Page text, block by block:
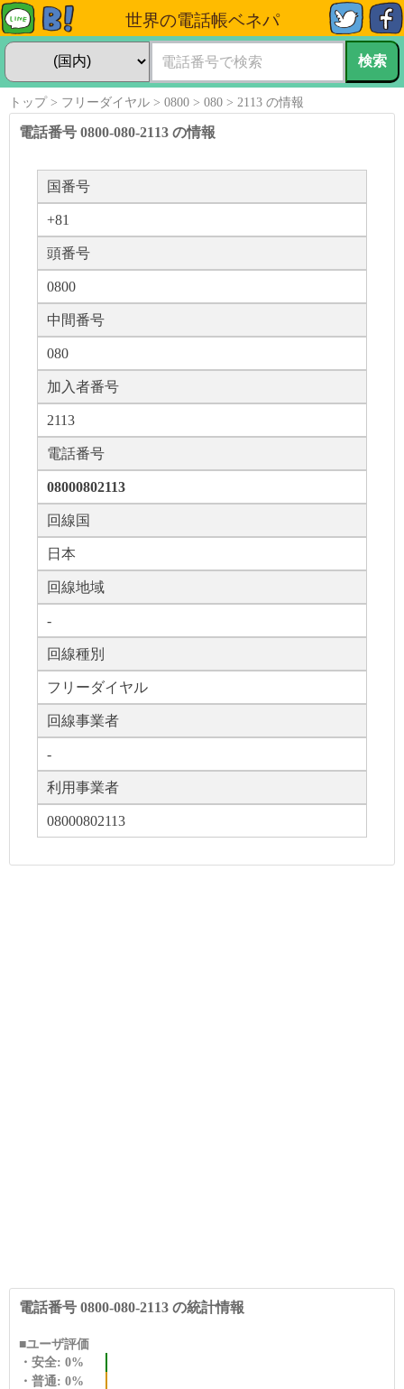
世界の電話帳ベネパ
トップ フリーダイヤル 0800 080 2113 の情報
電話番号 0800-080-2113 の情報
国番号
+81
頭番号
0800
中間番号
080
加入者番号
2113
電話番号
08000802113
回線国
日本
回線地域
-
回線種別
フリーダイヤル
回線事業者
-
利用事業者
08000802113
電話番号 0800-080-2113 の統計情報
■ユーザ評価
・安全: 0%
・普通: 0%